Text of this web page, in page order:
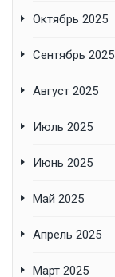
Октябрь 2025
Сентябрь 2025
Август 2025
Июль 2025
Июнь 2025
Май 2025
Апрель 2025
Март 2025